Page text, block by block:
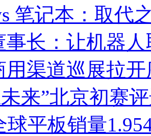
笔记本：取代
事长：让机器
用渠道巡展拉
来”北京初赛
球平板销量